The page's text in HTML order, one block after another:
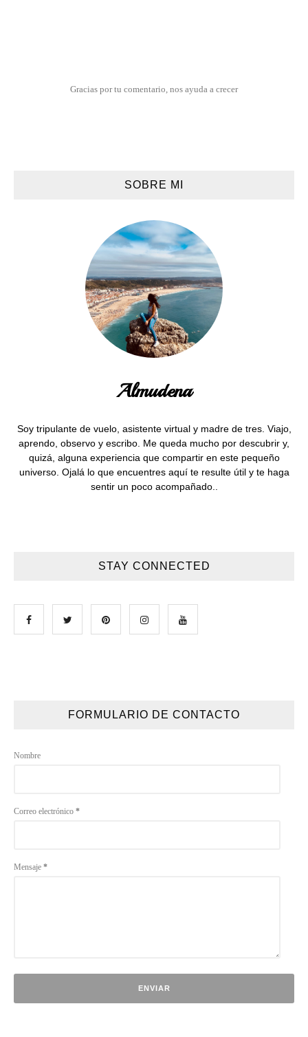
Gracias por tu comentario, nos ayuda a crecer
SOBRE MI
Almudena
Soy tripulante de vuelo, asistente virtual y madre de tres. Viajo,
aprendo, observo y escribo. Me queda mucho por descubrir y,
quizá, alguna experiencia que compartir en este pequeño
universo. Ojalá lo que encuentres aquí te resulte útil y te haga
sentir un poco acompañado..
STAY CONNECTED
FORMULARIO DE CONTACTO
Nombre
Correo electrónico *
Mensaje *